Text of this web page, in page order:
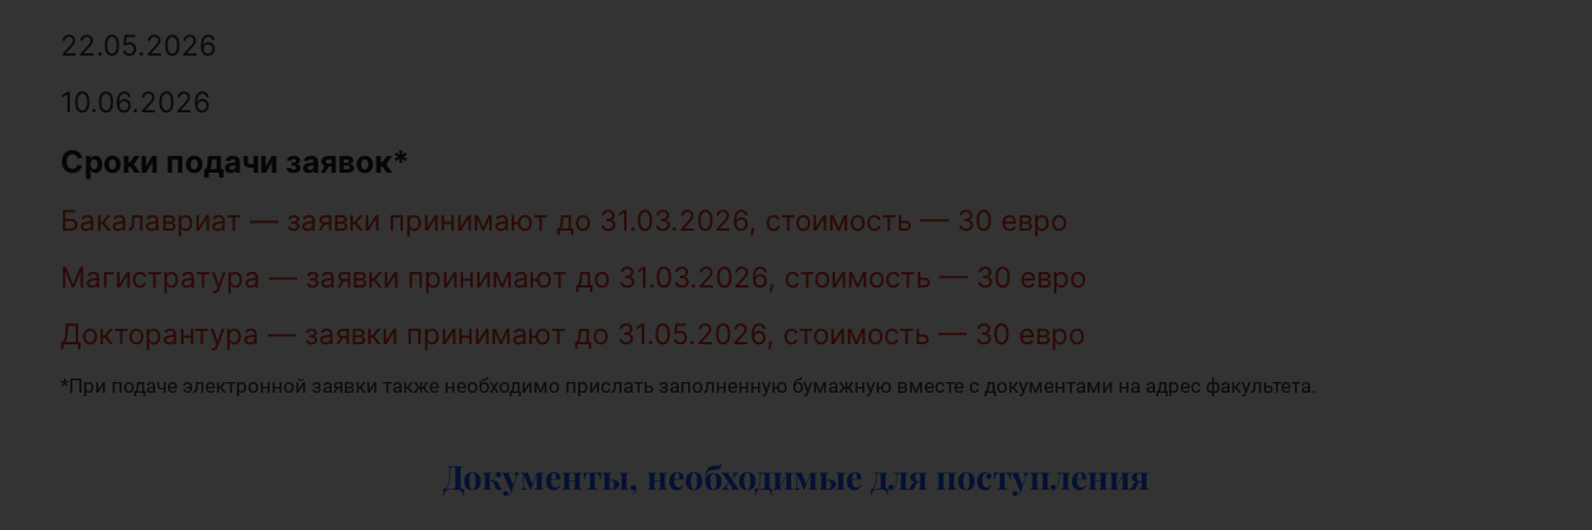
22.05.2026
10.06.2026
Сроки подачи заявок*
Бакалавриат — заявки принимают до 31.03.2026, стоимость — 30 евро
Магистратура — заявки принимают до 31.03.2026, стоимость — 30 евро
Докторантура — заявки принимают до 31.05.2026, стоимость — 30 евро
*При подаче электронной заявки также необходимо прислать заполненную бумажную вместе с документами на адрес факультета.
Документы, необходимые для поступления